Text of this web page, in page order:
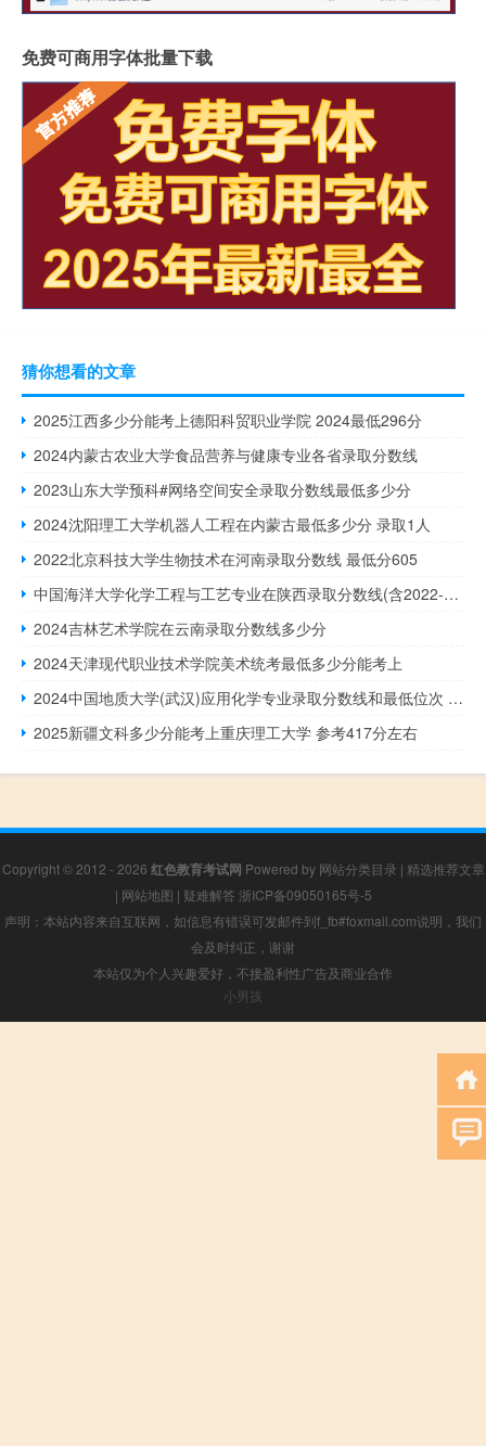
免费可商用字体批量下载
猜你想看的文章
2025江西多少分能考上德阳科贸职业学院 2024最低296分
2024内蒙古农业大学食品营养与健康专业各省录取分数线
2023山东大学预科#网络空间安全录取分数线最低多少分
2024沈阳理工大学机器人工程在内蒙古最低多少分 录取1人
2022北京科技大学生物技术在河南录取分数线 最低分605
中国海洋大学化学工程与工艺专业在陕西录取分数线(含2022-2023历年陕西分数)
2024吉林艺术学院在云南录取分数线多少分
2024天津现代职业技术学院美术统考最低多少分能考上
2024中国地质大学(武汉)应用化学专业录取分数线和最低位次 全国最低440
2025新疆文科多少分能考上重庆理工大学 参考417分左右
Copyright © 2012 - 2026 红色教育考试网 Powered by 网站分类目录 | 精选推荐文章
| 网站地图 | 疑难解答 浙ICP备09050165号-5
声明：本站内容来自互联网，如信息有错误可发邮件到f_fb#foxmail.com说明，我们
会及时纠正，谢谢
本站仅为个人兴趣爱好，不接盈利性广告及商业合作
小男孩